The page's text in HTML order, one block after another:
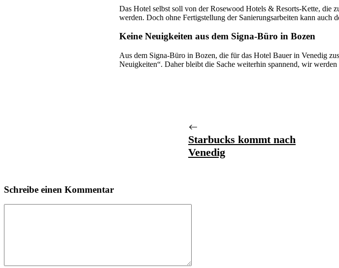
Das Hotel selbst soll von der Rosewood Hotels & Resorts-Kette, die
werden. Doch ohne Fertigstellung der Sanierungsarbeiten kann auch
Keine Neuigkeiten aus dem Signa-Büro in Bozen
Aus dem Signa-Büro in Bozen, die für das Hotel Bauer in Venedig
Neuigkeiten“. Daher bleibt die Sache weiterhin spannend, wir
Starbucks kommt nach
Venedig
Schreibe einen Kommentar